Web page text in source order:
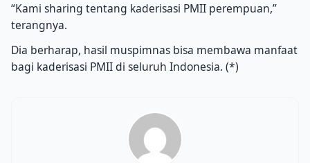
“Kami sharing tentang kaderisasi PMII perempuan,’’
terangnya.
Dia berharap, hasil muspimnas bisa membawa manfaat
bagi kaderisasi PMII di seluruh Indonesia. (*)